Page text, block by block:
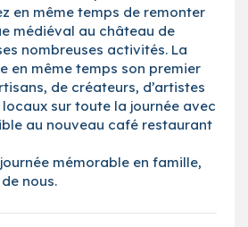
en même temps de remonter
médiéval au château de
nombreuses activités. La
en même temps son premier
de créateurs, d’artistes
sur toute la journée avec
au nouveau café restaurant
mémorable en famille,
nous.